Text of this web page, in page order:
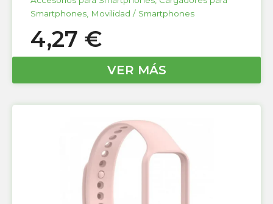
Smartphones, Movilidad / Smartphones
4,27 €
VER MÁS